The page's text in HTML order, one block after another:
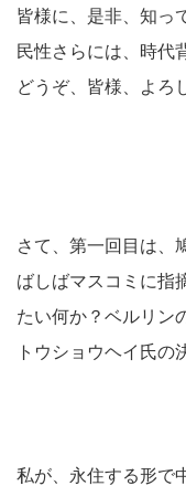
皆様に、是非、知っ
民性さらには、時代
どうぞ、皆様、よろ
さて、第一回目は、
ばしばマスコミに指
たい何か？ベルリン
トウショウヘイ氏の
私が、永住する形で